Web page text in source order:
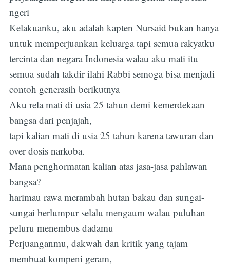
ngeri
Kelakuanku, aku adalah kapten Nursaid bukan hanya
untuk memperjuankan keluarga tapi semua rakyatku
tercinta dan negara Indonesia walau aku mati itu
semua sudah takdir ilahi Rabbi semoga bisa menjadi
contoh generasih berikutnya
Aku rela mati di usia 25 tahun demi kemerdekaan
bangsa dari penjajah,
tapi kalian mati di usia 25 tahun karena tawuran dan
over dosis narkoba.
Mana penghormatan kalian atas jasa-jasa pahlawan
bangsa?
harimau rawa merambah hutan bakau dan sungai-
sungai berlumpur selalu mengaum walau puluhan
peluru menembus dadamu
Perjuanganmu, dakwah dan kritik yang tajam
membuat kompeni geram,
Subscribe